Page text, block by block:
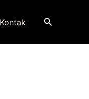
Kontak Search